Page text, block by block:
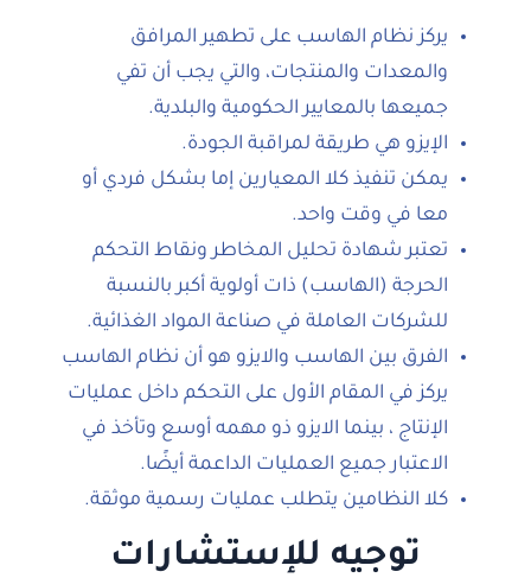
يركز نظام الهاسب على تطهير المرافق
والمعدات والمنتجات، والتي يجب أن تفي
جميعها بالمعايير الحكومية والبلدية.
الإيزو هي طريقة لمراقبة الجودة.
يمكن تنفيذ كلا المعيارين إما بشكل فردي أو
معا في وقت واحد.
تعتبر شهادة تحليل المخاطر ونقاط التحكم
الحرجة (الهاسب) ذات أولوية أكبر بالنسبة
للشركات العاملة في صناعة المواد الغذائية.
الفرق بين الهاسب والايزو هو أن نظام الهاسب
يركز في المقام الأول على التحكم داخل عمليات
الإنتاج ، بينما الايزو ذو مهمه أوسع وتأخذ في
الاعتبار جميع العمليات الداعمة أيضًا.
كلا النظامين يتطلب عمليات رسمية موثقة.
توجيه للإستشارات